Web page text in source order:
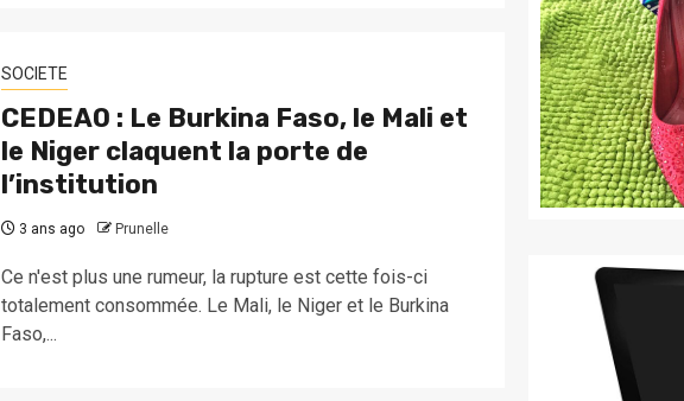
SOCIETE
CEDEAO : Le Burkina Faso, le Mali et
le Niger claquent la porte de
l’institution
3 ans ago Prunelle
Ce n'est plus une rumeur, la rupture est cette fois-ci
totalement consommée. Le Mali, le Niger et le Burkina
Faso,...